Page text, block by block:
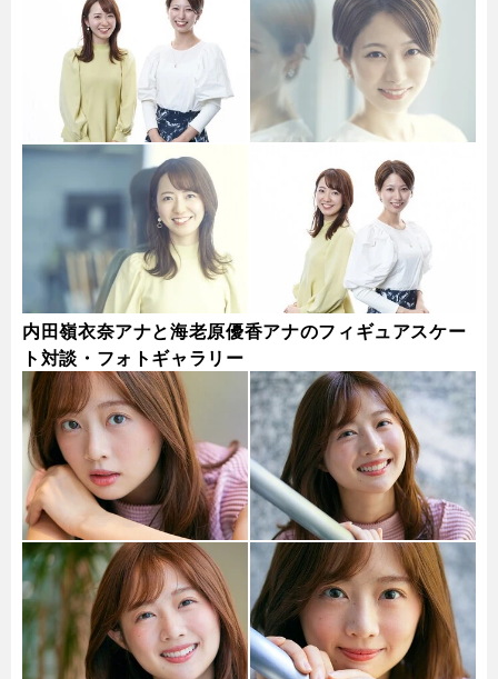
内田嶺衣奈アナと海老原優香アナのフィギュアスケー
ト対談・フォトギャラリー